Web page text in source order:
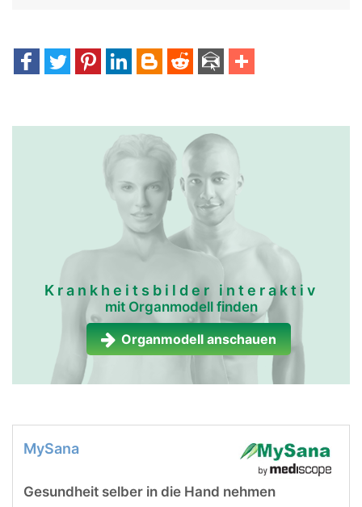
Krankheitsbilder interaktiv
mit Organmodell finden
Organmodell anschauen
MySana
Gesundheit selber in die Hand nehmen